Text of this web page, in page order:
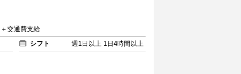
交通費支給
シフト
週1日以上 1日4時間以上